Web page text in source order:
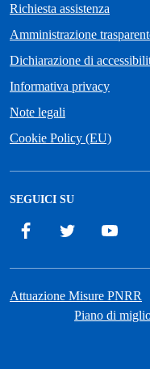
Richiesta assistenza
Amministrazione
Dichiarazione di
Informativa privacy
Note legali
Cookie Policy (EU)
SEGUICI SU
Facebook Twitter
Attuazione Misure PNRR
Piano di